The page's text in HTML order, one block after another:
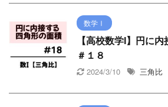
数学Ⅰ
【高校数学I】円に
＃１８
2024/3/10 三角比